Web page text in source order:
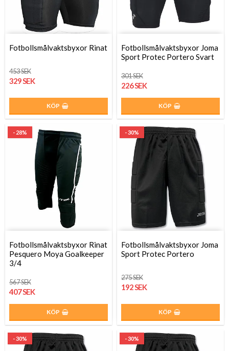
Fotbollsmålvaktsbyxor Rinat
453 SEK
329 SEK
KÖP
Fotbollsmålvaktsbyxor Joma
Sport Protec Portero Svart
301 SEK
226 SEK
KÖP
- 28%
Fotbollsmålvaktsbyxor Rinat
Pesquero Moya Goalkeeper
3/4
567 SEK
407 SEK
KÖP
- 30%
Fotbollsmålvaktsbyxor Joma
Sport Protec Portero
275 SEK
192 SEK
KÖP
- 30% - 30%